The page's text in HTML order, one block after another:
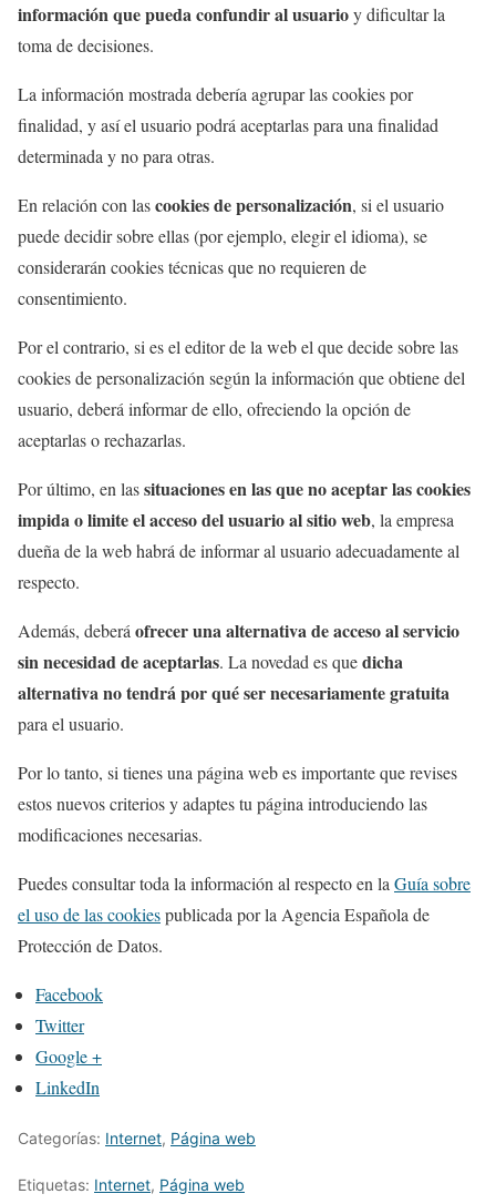
información que pueda confundir al usuarioy dificultar la
toma de decisiones.
La información mostrada debería agrupar las cookies por
finalidad, y así el usuario podrá aceptarlas para una finalidad
determinada y no para otras.
En relación con lascookies de personalización, si el usuario
puede decidir sobre ellas (por ejemplo, elegir el idioma), se
considerarán cookies técnicas que no requieren de
consentimiento.
Por el contrario, si es el editor de la web el que decide sobre las
cookies de personalización según la información que obtiene del
usuario, deberá informar de ello, ofreciendo la opción de
aceptarlas o rechazarlas.
Por último, en lassituaciones en las que no aceptar las cookies
impida o limite el acceso del usuario al sitio web, la empresa
dueña de la web habrá de informar al usuario adecuadamente al
respecto.
Además, deberáofrecer una alternativa de acceso al servicio
sin necesidad de aceptarlas. La novedad es quedicha
alternativa no tendrá por qué ser necesariamente gratuita
para el usuario.
Por lo tanto, si tienes una página web es importante que revises
estos nuevos criterios y adaptes tu página introduciendo las
modificaciones necesarias.
Puedes consultar toda la información al respecto en laGuía sobre
el uso de las cookiespublicada por la Agencia Española de
Protección de Datos.
Facebook
Twitter
Google +
LinkedIn
Categorías: Internet, Página web
Etiquetas: Internet, Página web